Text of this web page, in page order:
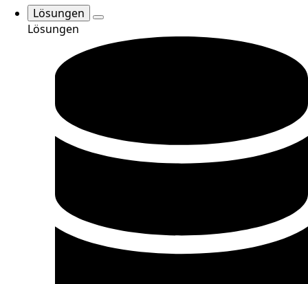
Lösungen
Lösungen